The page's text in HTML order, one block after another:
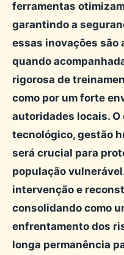
ferramentas
garantindo a
essas inovações são
quando
rigorosa de
como por um forte
autoridades locais.
tecnológico, gestão
será crucial para
população
intervenção e
consolidando como
enfrentamento dos
longa permanência